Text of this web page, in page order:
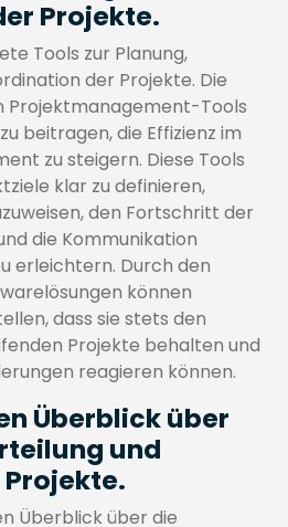
Projekte.
Tools zur Planung,
der Projekte. Die
Projektmanagement-Tools
beitragen, die Effizienz im
zu steigern. Diese Tools
klar zu definieren,
den Fortschritt der
die Kommunikation
erleichtern. Durch den
können
dass sie stets den
Projekte behalten und
reagieren können.
Überblick über
und
Überblick über die